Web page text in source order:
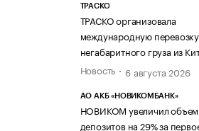
ТРАСКО
ТРАСКО организовала
международную перевозку
негабаритного груза из
Новость
6 августа 2026
АО АКБ «НОВИКОМБАНК»
НОВИКОМ увеличил объем
депозитов на 29% за